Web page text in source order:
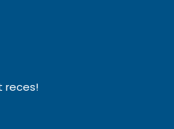
reces!